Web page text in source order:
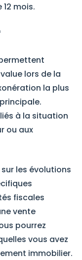
mois.
lors de la
la plus
à la situation
ou aux
les évolutions
fiscales
vente
pourrez
vous avez
immobilier.